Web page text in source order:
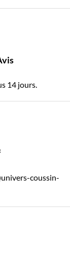
14 jours.
coussin-